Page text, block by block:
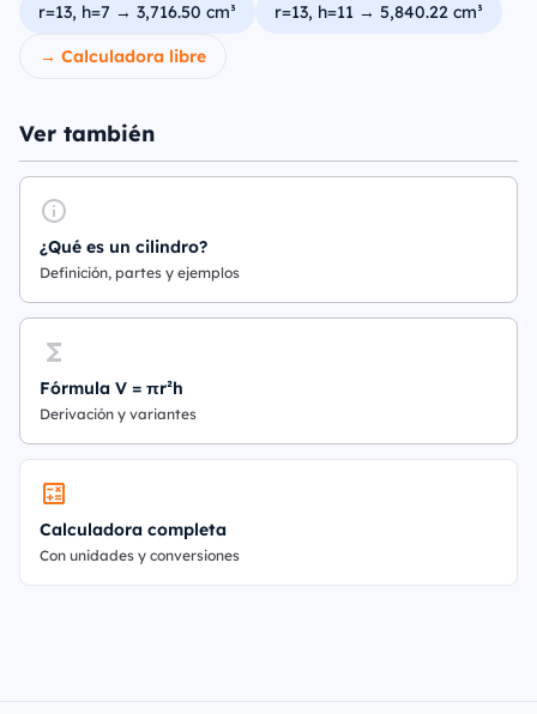
r=13, h=7 → 3,716.50 cm³
r=13, h=11 → 5,840.22 cm³
→ Calculadora libre
Ver también
¿Qué es un cilindro?
Definición, partes y ejemplos
Fórmula V = πr²h
Derivación y variantes
Calculadora completa
Con unidades y conversiones